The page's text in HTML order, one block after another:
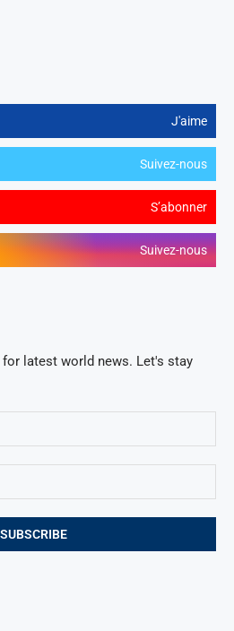
J'aime
Suivez-nous
S’abonner
Suivez-nous
latest world news. Let's stay